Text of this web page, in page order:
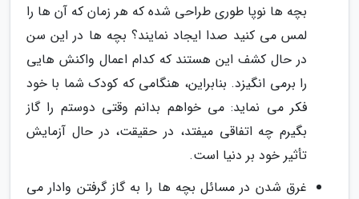
بچه ها نوپا طوری طراحی شده که هر زمان که آن ها را
لمس می کنید صدا ایجاد نمایند؟ بچه ها در این سن
در حال کشف این هستند که کدام اعمال واکنش هایی
را برمی انگیزد. بنابراین، هنگامی که کودک شما با خود
فکر می نماید: می خواهم بدانم وقتی دوستم را گاز
بگیرم چه اتفاقی میفتد، در حقیقت، در حال آزمایش
تأثیر خود بر دنیا است.
غرق شدن در مسائل بچه ها را به گاز گرفتن وادار می